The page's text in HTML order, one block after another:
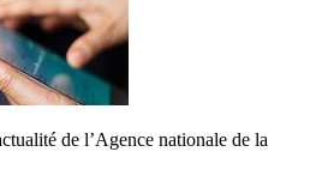
de l’Agence nationale de la